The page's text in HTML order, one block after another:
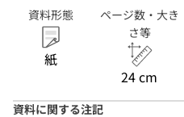
資料形態
紙
ページ数・大き
さ等
24 cm
資料に関する注記